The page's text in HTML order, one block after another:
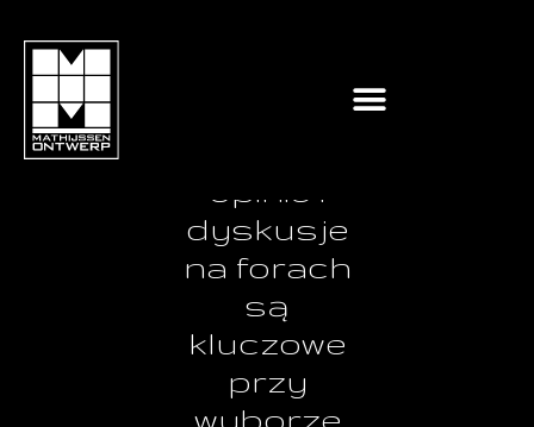
dyskusje
na forach
są
kluczowe
przy
wyborze